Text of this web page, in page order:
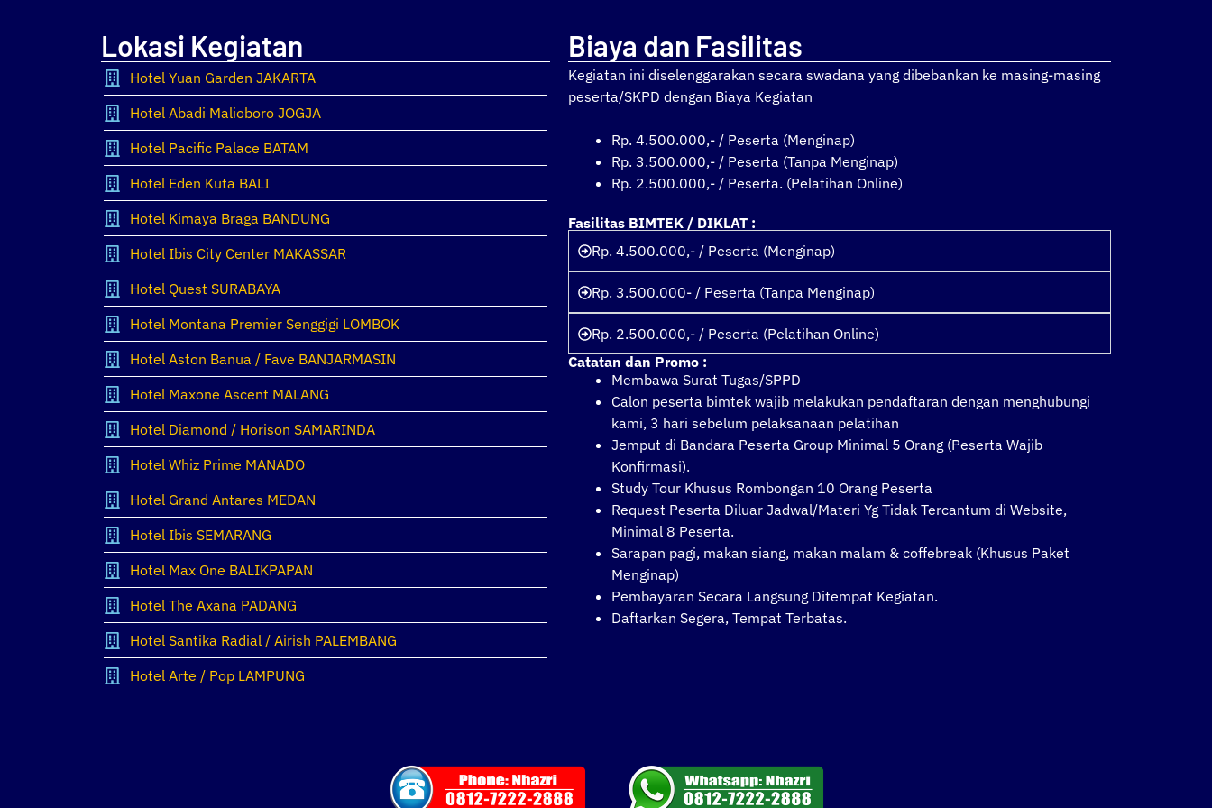
Lokasi Kegiatan
Hotel Yuan Garden JAKARTA
Hotel Abadi Malioboro JOGJA
Hotel Pacific Palace BATAM
Hotel Eden Kuta BALI
Hotel Kimaya Braga BANDUNG
Hotel Ibis City Center MAKASSAR
Hotel Quest SURABAYA
Hotel Montana Premier Senggigi LOMBOK
Hotel Aston Banua / Fave BANJARMASIN
Hotel Maxone Ascent MALANG
Hotel Diamond / Horison SAMARINDA
Hotel Whiz Prime MANADO
Hotel Grand Antares MEDAN
Hotel Ibis SEMARANG
Hotel Max One BALIKPAPAN
Hotel The Axana PADANG
Hotel Santika Radial / Airish PALEMBANG
Hotel Arte / Pop LAMPUNG
Biaya dan Fasilitas
Kegiatan ini diselenggarakan secara swadana yang dibebankan ke masing-masing
peserta/SKPD dengan Biaya Kegiatan
Rp. 4.500.000,- / Peserta (Menginap)
Rp. 3.500.000,- / Peserta (Tanpa Menginap)
Rp. 2.500.000,- / Peserta. (Pelatihan Online)
Fasilitas BIMTEK / DIKLAT :
Rp. 4.500.000,- / Peserta (Menginap)
Rp. 3.500.000- / Peserta (Tanpa Menginap)
Rp. 2.500.000,- / Peserta (Pelatihan Online)
Catatan dan Promo :
Membawa Surat Tugas/SPPD
Calon peserta bimtek wajib melakukan pendaftaran dengan menghubungi
kami, 3 hari sebelum pelaksanaan pelatihan
Jemput di Bandara Peserta Group Minimal 5 Orang (Peserta Wajib
Konfirmasi).
Study Tour Khusus Rombongan 10 Orang Peserta
Request Peserta Diluar Jadwal/Materi Yg Tidak Tercantum di Website,
Minimal 8 Peserta.
Sarapan pagi, makan siang, makan malam & coffebreak (Khusus Paket
Menginap)
Pembayaran Secara Langsung Ditempat Kegiatan.
Daftarkan Segera, Tempat Terbatas.